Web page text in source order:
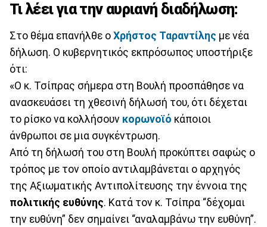
Τι λέει για την αυριανή διαδήλωση:
Στο θέμα επανήλθε ο Χρήστος Ταραντίλης με νέα
δήλωση. Ο κυβερνητικός εκπρόσωπος υποστήριξε
ότι:
«Ο κ. Τσίπρας σήμερα στη Βουλή προσπάθησε να
ανασκευάσει τη χθεσινή δήλωσή του, ότι δέχεται
το ρίσκο να κολλήσουν κορωνοϊό κάποιοι
άνθρωποι σε μια συγκέντρωση.
Από τη δήλωσή του στη Βουλή προκύπτει σαφώς ο
τρόπος με τον οποίο αντιλαμβάνεται ο αρχηγός
της Αξιωματικής Αντιπολίτευσης την έννοια της
πολιτικής ευθύνης. Κατά τον κ. Τσίπρα “δέχομαι
την ευθύνη” δεν σημαίνει “αναλαμβάνω την ευθύνη”.